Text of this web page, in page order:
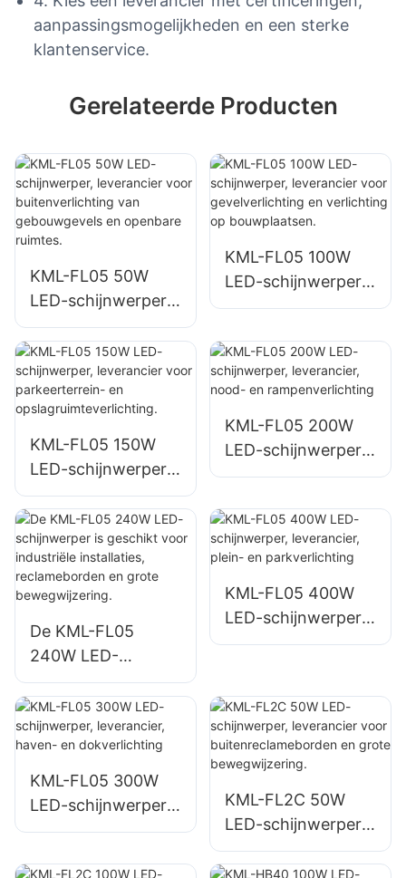
aanpassingsmogelijkheden en een sterke
klantenservice.
Gerelateerde Producten
KML-FL05 50W
LED-schijnwerper,
leverancier voor
buitenverlichting
van gebouwgevels
en openbare
KML-FL05 100W
LED-schijnwerper,
leverancier voor
verlichting op
bouwplaatsen.
KML-FL05 150W
LED-schijnwerper,
leverancier voor
parkeerterrein- en
opslagruimteverlich
ting.
KML-FL05 200W
LED-schijnwerper,
leverancier, nood-
rampenverlichting
De KML-FL05
240W LED-
schijnwerper is
geschikt voor
industriële
installaties,
reclameborden en
grote
KML-FL05 400W
LED-schijnwerper,
leverancier, plein-
KML-FL05 300W
LED-schijnwerper,
leverancier, haven-
KML-FL2C 50W
LED-schijnwerper,
leverancier voor
buitenreclamebord